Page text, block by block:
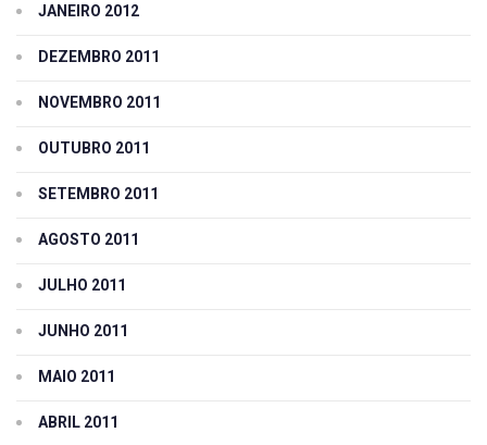
JANEIRO 2012
DEZEMBRO 2011
NOVEMBRO 2011
OUTUBRO 2011
SETEMBRO 2011
AGOSTO 2011
JULHO 2011
JUNHO 2011
MAIO 2011
ABRIL 2011